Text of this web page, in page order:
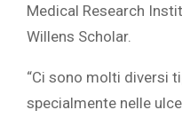
Medical Research
Willens Scholar.
“Ci sono molti diversi
specialmente nelle